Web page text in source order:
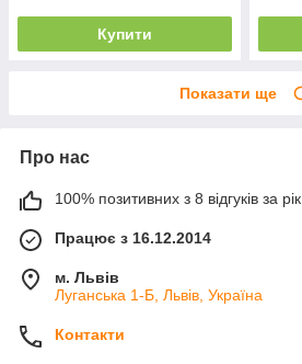
Купити
Показати ще
Про нас
100% позитивних з 8 відгуків за рік
Працює з 16.12.2014
м. Львів
Луганська 1-Б, Львів, Україна
Контакти